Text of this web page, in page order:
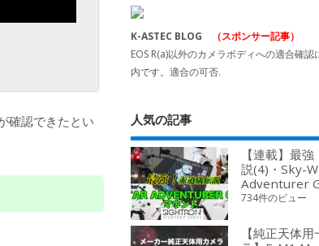
確認できたとい
K-ASTEC BLOG
（スポンサー記事）
EOS R(a)以外のカメラボディへの適合確認
内です。適合の可否.
人気の記事
【連載】最
説(4)・Sky-
Adventurer
734件のビュー
【純正天体